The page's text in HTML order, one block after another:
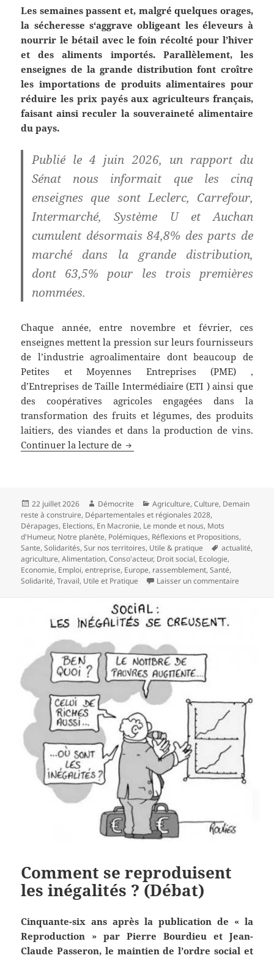
Les semaines passent et, malgré quelques orages,
la sécheresse s‘aggrave obligeant les éleveurs à
nourrir le bétail avec le foin récolté pour l’hiver
et des aliments importés. Parallèlement, les
enseignes de la grande distribution font croître
les importations de produits alimentaires pour
réduire les prix payés aux agriculteurs français,
faisant ainsi reculer la souveraineté alimentaire
du pays.
Publié le 4 juin 2026, un rapport du
Sénat nous informait que les cinq
enseignes que sont Leclerc, Carrefour,
Intermarché, Système U et Auchan
cumulent désormais 84,8% des parts de
marché dans la grande distribution,
dont 63,5% pour les trois premières
nommées.
Chaque année, entre novembre et février, ces
enseignes mettent la pression sur leurs fournisseurs
de l’industrie agroalimentaire dont beaucoup de
Petites et Moyennes Entreprises (PME) ,
d’Entreprises de Taille Intermédiaire (ETI ) ainsi que
des coopératives agricoles engagées dans la
transformation des fruits et légumes, des produits
laitiers, des viandes et dans la production de vins.
Continuer la lecture de Quand la sécheresse accentue le
Publié
le
22 juillet 2026 Auteur
Démocrite Catégories
Agriculture,Culture, Demain
reste à construire, Départementales et régionales 2028,
Dérapages, Elections, En Macronie, Le monde et nous, Mots
d'Humeur, Notre planète, Polémiques, Réflexions et Propositions,
Sante,Solidarités,Sur nos territoires, Utile & pratique
Mots-
clés
actualité,
agriculture,Alimentation,Conso'acteur, Droit social, Ecologie,
Economie, Emploi,entreprise, Europe, rassemblement,Santé,
Solidarité,Travail, Utile et Pratique Laisser un commentaire
Comment se reproduisent
les inégalités ? (Débat)
Cinquante-six ans après la publication de « la
Reproduction » par Pierre Bourdieu et Jean-
Claude Passeron, le maintien de l’ordre social et